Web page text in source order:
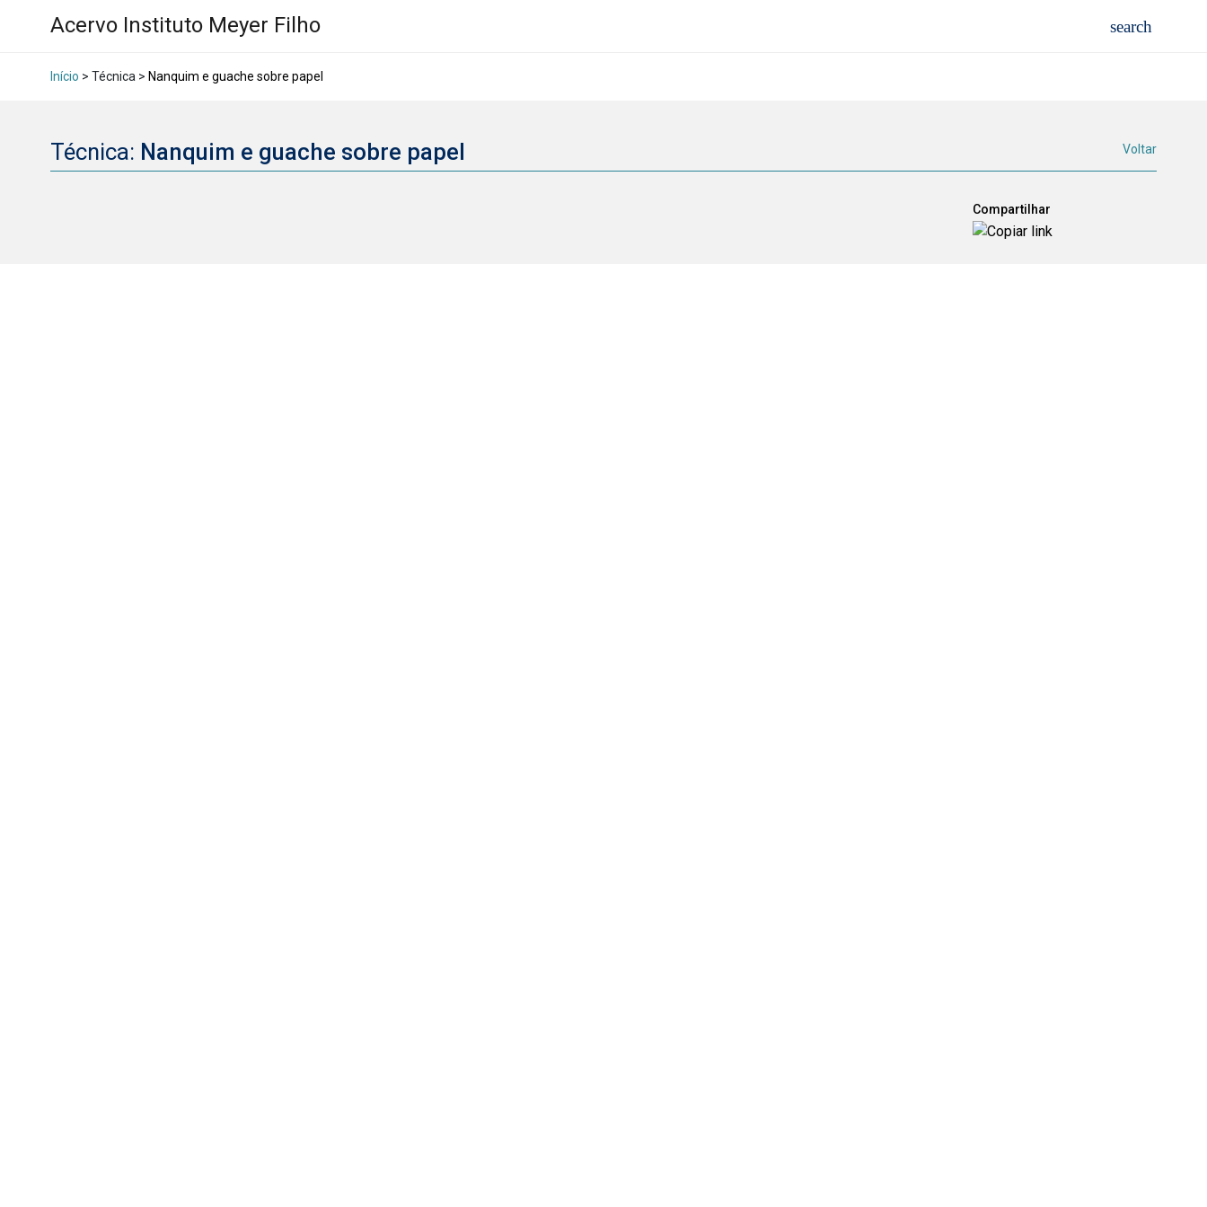
Acervo Instituto Meyer Filho
Início > Técnica > Nanquim e guache sobre papel
Técnica: Nanquim e guache sobre papel Voltar
Compartilhar